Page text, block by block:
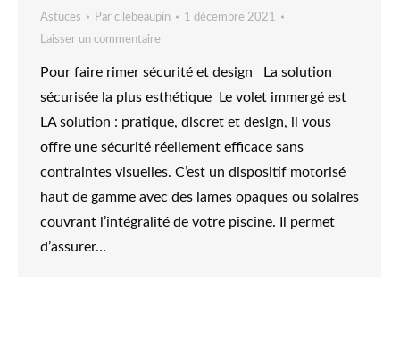
Astuces Par c.lebeaupin
1 décembre 2021
Laisser un commentaire
Pour faire rimer sécurité et design La solution
sécurisée la plus esthétique Le volet immergé est
LA solution : pratique, discret et design, il vous
offre une sécurité réellement efficace sans
contraintes visuelles. C’est un dispositif motorisé
haut de gamme avec des lames opaques ou solaires
couvrant l’intégralité de votre piscine. Il permet
d’assurer…